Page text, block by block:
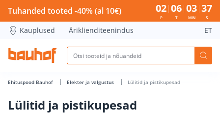
Lülitid ja pistikupesad - Bauhof has loaded
Tuhanded tooted -40% (al 10€) 02
P
06
T
03
MIN
37
S
Kauplused Äriklienditeenindus ET
Ehituspood Bauhof Elekter ja valgustus Lülitid ja pistikupesad
Lülitid ja pistikupesad